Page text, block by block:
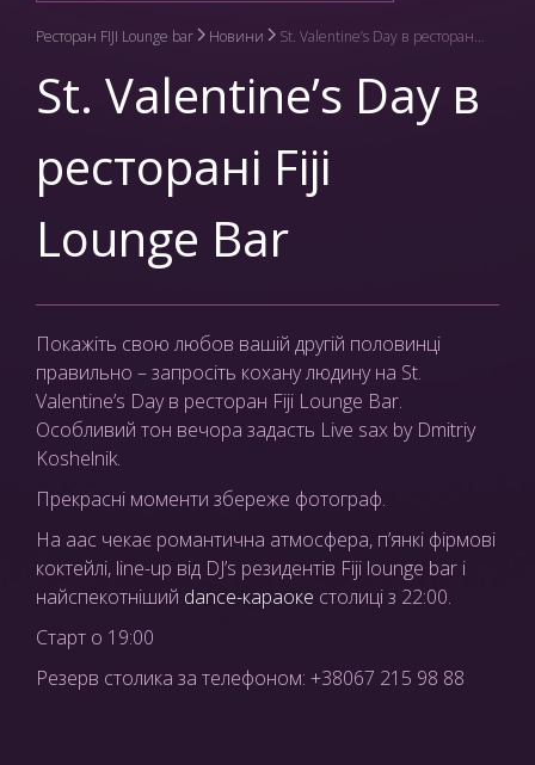
Ресторан FIJI Lounge bar Новини St. Valentine’s Day в ресторані Fiji Lounge Bar
St. Valentine’s Day в
ресторані Fiji
Lounge Bar
Покажіть свою любов вашій другій половинці
правильно – запросіть кохану людину на St.
Valentine’s Day в ресторан Fiji Lounge Bar.
Особливий тон вечора задасть Live sax by Dmitriy
Koshelnik.
Прекрасні моменти збереже фотограф.
На аас чекає романтична атмосфера, п’янкі фірмові
коктейлі, line-up від DJ’s резидентів Fiji lounge bar і
найспекотніший dance-караоке столиці з 22:00.
Старт о 19:00
Резерв столика за телефоном: +38067 215 98 88